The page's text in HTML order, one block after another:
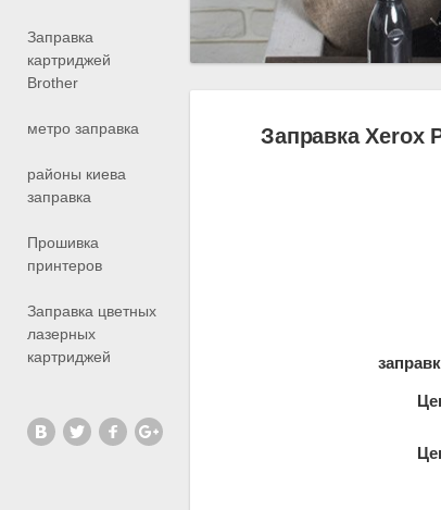
Заправка
картриджей
Brother
метро заправка
районы киева
заправка
Прошивка
принтеров
Заправка цветных
лазерных
картриджей
Заправка Xerox